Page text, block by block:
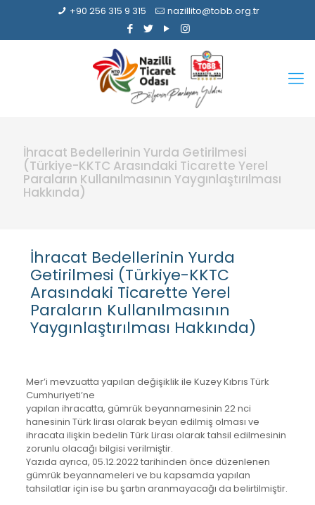
+90 256 315 9 315 nazillito@tobb.org.tr
İhracat Bedellerinin Yurda Getirilmesi
(Türkiye-KKTC Arasındaki Ticarette Yerel
Paraların Kullanılmasının Yaygınlaştırılması
Hakkında)
İhracat Bedellerinin Yurda
Getirilmesi (Türkiye-KKTC
Arasındaki Ticarette Yerel
Paraların Kullanılmasının
Yaygınlaştırılması Hakkında)
Mer’i mevzuatta yapılan değişiklik ile Kuzey Kıbrıs Türk
Cumhuriyeti’ne
yapılan ihracatta, gümrük beyannamesinin 22 nci
hanesinin Türk lirası olarak beyan edilmiş olması ve
ihracata ilişkin bedelin Türk Lirası olarak tahsil edilmesinin
zorunlu olacağı bilgisi verilmiştir.
Yazıda ayrıca, 05.12.2022 tarihinden önce düzenlenen
gümrük beyannameleri ve bu kapsamda yapılan
tahsilatlar için ise bu şartın aranmayacağı da belirtilmiştir.